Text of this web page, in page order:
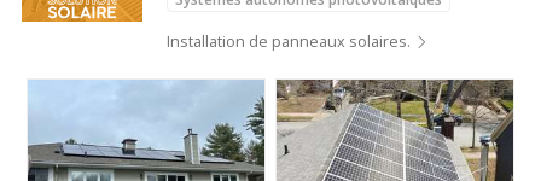
Installation de panneaux solaires.